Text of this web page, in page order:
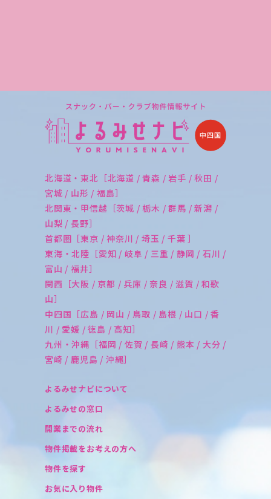
北海道・東北［北海道 / 青森 / 岩手 / 秋田 /
宮城 / 山形 / 福島］
北関東・甲信越［茨城 / 栃木 / 群馬 / 新潟 /
山梨 / 長野］
首都圏［東京 / 神奈川 / 埼玉 / 千葉 ］
東海・北陸［愛知 / 岐阜 / 三重 / 静岡 / 石川 /
富山 / 福井］
関西［大阪 / 京都 / 兵庫 / 奈良 / 滋賀 / 和歌
山］
中四国［広島 / 岡山 / 鳥取 / 島根 / 山口 / 香
川 / 愛媛 / 徳島 / 高知］
九州・沖縄［福岡 / 佐賀 / 長崎 / 熊本 / 大分 /
宮崎 / 鹿児島 / 沖縄］
よるみせナビについて
よるみせの窓口
開業までの流れ
物件掲載をお考えの方へ
物件を探す
お気に入り物件